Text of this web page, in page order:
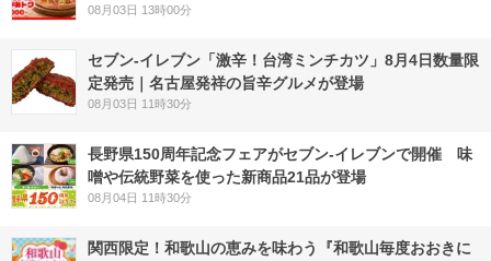
08月03日 13時00分
セブン-イレブン「激辛！台湾ミンチカツ」8月4日数量限
定発売｜名古屋発祥の旨辛グルメが登場
08月03日 11時30分
長野県150周年記念フェアがセブン-イレブンで開催 味
噌や伝統野菜を使った新商品21品が登場
08月04日 11時30分
関西限定！和歌山の恵みを味わう『和歌山毎度おおきに